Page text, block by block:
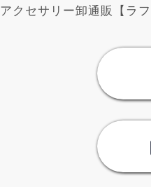
アクセサリー卸通販【ラ